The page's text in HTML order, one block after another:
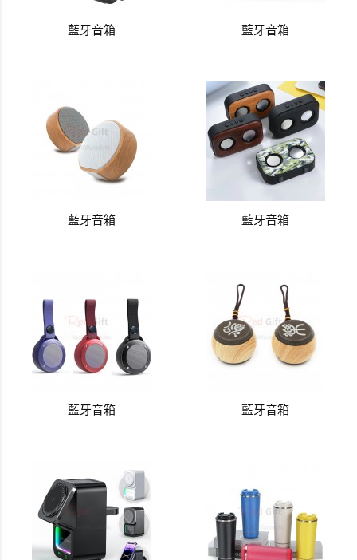
藍牙音箱 藍牙音箱
藍牙音箱 藍牙音箱
藍牙音箱 藍牙音箱